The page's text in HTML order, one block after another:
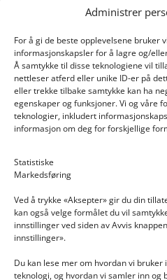
Administrer
For å gi de beste opplevelsene bruker
informasjonskapsler for å lagre og/
Å samtykke til disse teknologiene vil
nettleser atferd eller unike ID-er på
eller trekke tilbake samtykke kan ha
egenskaper og funksjoner. Vi og våre
teknologier, inkludert
informasjon om deg for forskjellige
Statistiske
Markedsføring
Ved å trykke «Aksepter» gir du din
kan også velge formålet du vil
innstillinger ved siden av Avvis
innstillinger».
Du kan lese mer om hvordan vi
teknologi, og hvordan vi samler inn og